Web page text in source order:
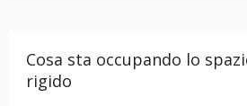
Cosa sta occupando lo
rigido